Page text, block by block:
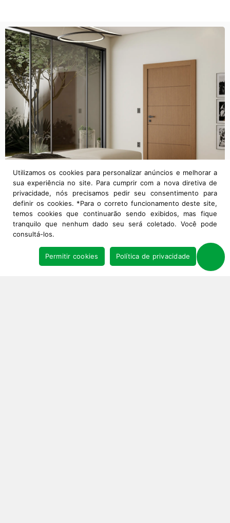
Utilizamos os cookies para personalizar anúncios e melhorar a
sua experiência no site. Para cumprir com a nova diretiva de
privacidade, nós precisamos pedir seu consentimento para
definir os cookies. *Para o correto funcionamento deste site,
temos cookies que continuarão sendo exibidos, mas fique
tranquilo que nenhum dado seu será coletado. Você pode
consultá-los.
Permitir cookies Política de privacidade